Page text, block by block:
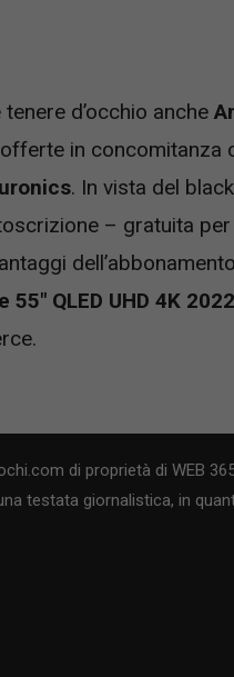
d’occhio anche
in concomitanza
. In vista del
– gratuita
55″ QLED UHD 4K 2022
di proprietà di WEB
testata giornalistica, in